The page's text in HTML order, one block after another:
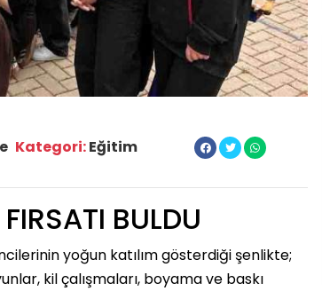
Kategori:Eğitim
BULDU
yoğun katılım gösterdiği şenlikte;
kil çalışmaları, boyama ve baskı